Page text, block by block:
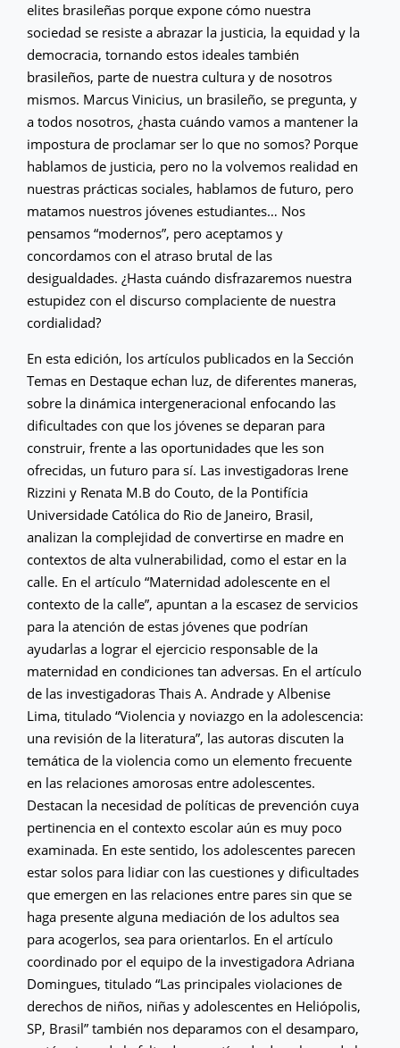
elites brasileñas porque expone cómo nuestra
sociedad se resiste a abrazar la justicia, la equidad y la
democracia, tornando estos ideales también
brasileños, parte de nuestra cultura y de nosotros
mismos. Marcus Vinicius, un brasileño, se pregunta, y
a todos nosotros, ¿hasta cuándo vamos a mantener la
impostura de proclamar ser lo que no somos? Porque
hablamos de justicia, pero no la volvemos realidad en
nuestras prácticas sociales, hablamos de futuro, pero
matamos nuestros jóvenes estudiantes… Nos
pensamos “modernos”, pero aceptamos y
concordamos con el atraso brutal de las
desigualdades. ¿Hasta cuándo disfrazaremos nuestra
estupidez con el discurso complaciente de nuestra
cordialidad?
En esta edición, los artículos publicados en la Sección
Temas en Destaque echan luz, de diferentes maneras,
sobre la dinámica intergeneracional enfocando las
dificultades con que los jóvenes se deparan para
construir, frente a las oportunidades que les son
ofrecidas, un futuro para sí. Las investigadoras Irene
Rizzini y Renata M.B do Couto, de la Pontifícia
Universidade Católica do Rio de Janeiro, Brasil,
analizan la complejidad de convertirse en madre en
contextos de alta vulnerabilidad, como el estar en la
calle. En el artículo “Maternidad adolescente en el
contexto de la calle”, apuntan a la escasez de servicios
para la atención de estas jóvenes que podrían
ayudarlas a lograr el ejercicio responsable de la
maternidad en condiciones tan adversas. En el artículo
de las investigadoras Thais A. Andrade y Albenise
Lima, titulado “Violencia y noviazgo en la adolescencia:
una revisión de la literatura”, las autoras discuten la
temática de la violencia como un elemento frecuente
en las relaciones amorosas entre adolescentes.
Destacan la necesidad de políticas de prevención cuya
pertinencia en el contexto escolar aún es muy poco
examinada. En este sentido, los adolescentes parecen
estar solos para lidiar con las cuestiones y dificultades
que emergen en las relaciones entre pares sin que se
haga presente alguna mediación de los adultos sea
para acogerlos, sea para orientarlos. En el artículo
coordinado por el equipo de la investigadora Adriana
Domingues, titulado “Las principales violaciones de
derechos de niños, niñas y adolescentes en Heliópolis,
SP, Brasil” también nos deparamos con el desamparo,